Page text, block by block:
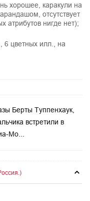
хорошее, каракули на
отсутствует
атрибутов нигде нет);
6 цветных илл., на
Берты Туппенхаук,
встретили в
Мо...